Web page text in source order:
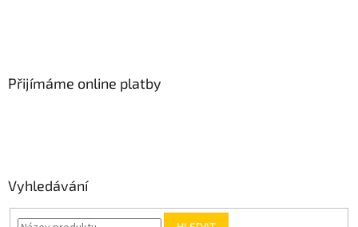
Přijímáme online platby
Vyhledávání